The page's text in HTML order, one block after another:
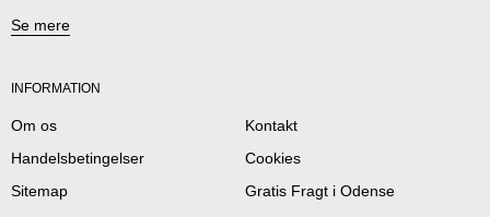
Se mere
INFORMATION
Om os
Kontakt
Handelsbetingelser
Cookies
Sitemap
Gratis Fragt i Odense